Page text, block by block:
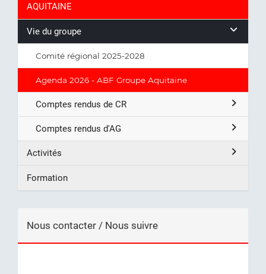
AQUITAINE
Vie du groupe
Comité régional 2025-2028
Agenda 2026 - ABF Groupe Aquitaine
Comptes rendus de CR
Comptes rendus d'AG
Activités
Formation
Nous contacter / Nous suivre